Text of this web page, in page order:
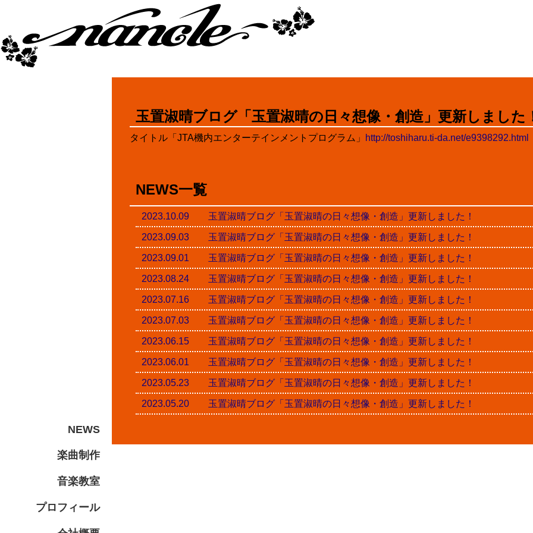
NEWS
楽曲制作
音楽教室
プロフィール
玉置淑晴ブログ「玉置淑晴の日々想像・創造」更新しました
タイトル「JTA機内エンターテインメントプログラム」
http://toshiharu.ti-da.net/e9398292.html
NEWS一覧
2023.10.09 玉置淑晴ブログ「玉置淑晴の日々想像・創造」更新しました！
2023.09.03 玉置淑晴ブログ「玉置淑晴の日々想像・創造」更新しました！
2023.09.01 玉置淑晴ブログ「玉置淑晴の日々想像・創造」更新しました！
2023.08.24 玉置淑晴ブログ「玉置淑晴の日々想像・創造」更新しました！
2023.07.16 玉置淑晴ブログ「玉置淑晴の日々想像・創造」更新しました！
2023.07.03 玉置淑晴ブログ「玉置淑晴の日々想像・創造」更新しました！
2023.06.15 玉置淑晴ブログ「玉置淑晴の日々想像・創造」更新しました！
2023.06.01 玉置淑晴ブログ「玉置淑晴の日々想像・創造」更新しました！
2023.05.23 玉置淑晴ブログ「玉置淑晴の日々想像・創造」更新しました！
2023.05.20 玉置淑晴ブログ「玉置淑晴の日々想像・創造」更新しました！